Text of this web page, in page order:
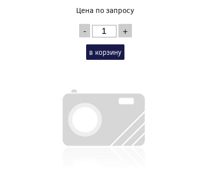
Цена по запросу
- +
в корзину